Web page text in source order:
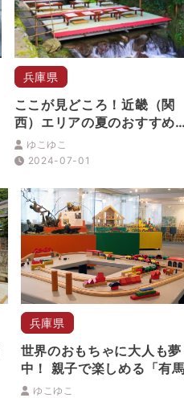
兵庫県
ここが見どころ！近畿（関
西）エリアの夏のおすすめス
ポット＆イベント情報
ゆこゆこ
2024-07-01
兵庫県
世界のおもちゃに大人も夢
中！ 親子で楽しめる「有
具博物館」
ゆこゆこ